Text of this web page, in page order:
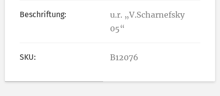
Beschriftung:
u.r. „V.Scharnefsky
05“
SKU: B12076